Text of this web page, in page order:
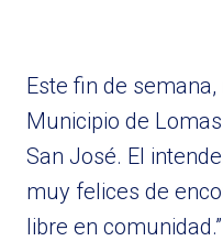
Este fin de
Municipio de
San José. El
muy felices de
libre en comunidad.”